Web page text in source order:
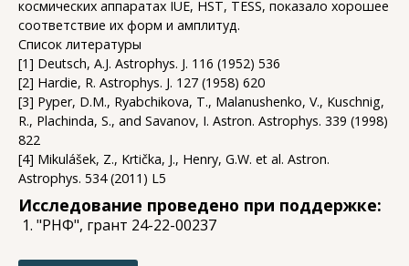
космических аппаратах IUE, HST, TESS, показало хорошее
соответствие их форм и амплитуд.
Список литературы
[1] Deutsch, A.J. Astrophys. J. 116 (1952) 536
[2] Hardie, R. Astrophys. J. 127 (1958) 620
[3] Pyper, D.M., Ryabchikova, T., Malanushenko, V., Kuschnig,
R., Plachinda, S., and Savanov, I. Astron. Astrophys. 339 (1998)
822
[4] Mikulášek, Z., Krtička, J., Henry, G.W. et al. Astron.
Astrophys. 534 (2011) L5
Исследование проведено при поддержке:
"РНФ", грант 24-22-00237